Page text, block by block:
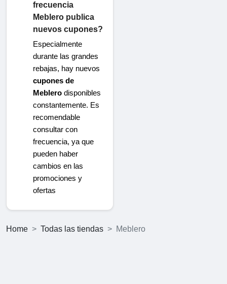
frecuencia
Meblero publica
nuevos cupones?
Especialmente
durante las grandes
rebajas, hay nuevos
cupones de
Meblero disponibles
constantemente. Es
recomendable
consultar con
frecuencia, ya que
pueden haber
cambios en las
promociones y
ofertas
Home Todas las tiendas Meblero